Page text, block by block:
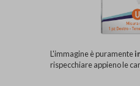
L'immagine è puramente
rispecchiare appieno le